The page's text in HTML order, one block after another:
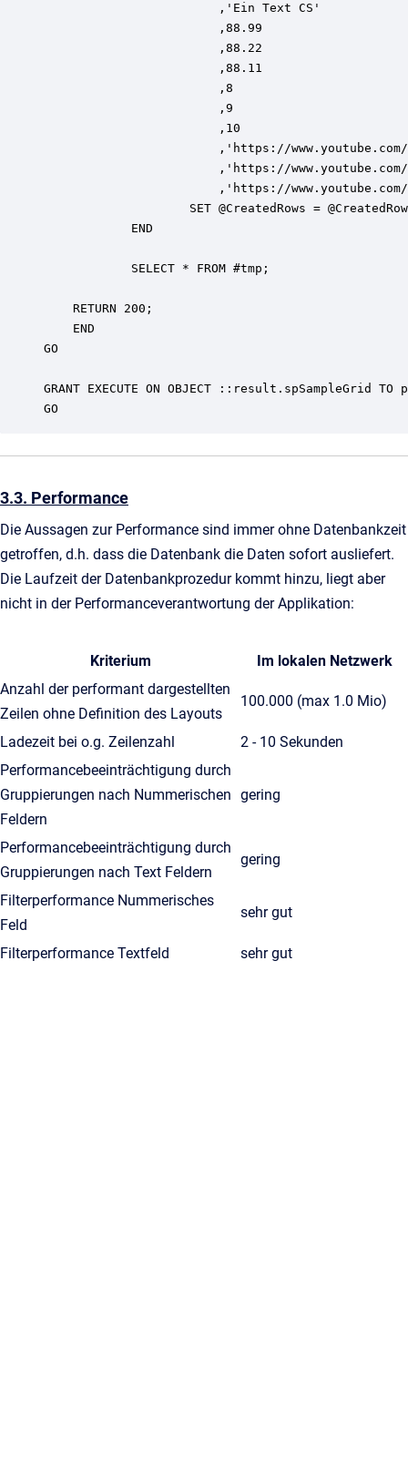
,'Ein Text CS'
,88.99
,88.22
,88.11
,8
,9
,10
,'https://www.youtube.com/user/
,'https://www.youtube.com/user/
,'https://www.youtube.com/user/
SET @CreatedRows =
END
SELECT * FROM #tmp;
RETURN 200;
END
GO
GRANT EXECUTE ON OBJECT ::result.spSampleGrid
GO
3.3. Performance
Die Aussagen zur Performance sind immer ohne Datenbankzeit
getroffen, d.h. dass die Datenbank die Daten sofort ausliefert.
Die Laufzeit der Datenbankprozedur kommt hinzu, liegt aber
nicht in der Performanceverantwortung der Applikation:
Kriterium
Im lokalen Netzwerk
Anzahl der performant dargestellten
Zeilen ohne Definition des Layouts
100.000 (max 1.0 Mio)
Ladezeit bei o.g. Zeilenzahl
2 - 10 Sekunden
Performancebeeinträchtigung durch
Gruppierungen nach Nummerischen
Feldern
gering
Performancebeeinträchtigung durch
Gruppierungen nach Text Feldern
gering
Filterperformance Nummerisches
Feld
sehr gut
Filterperformance Textfeld sehr gut